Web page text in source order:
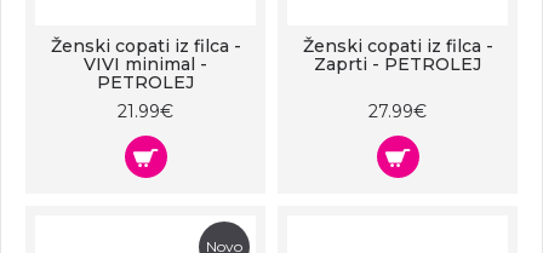
Ženski copati iz filca -
VIVI minimal -
PETROLEJ
21.99€
Ženski copati iz filca -
Zaprti - PETROLEJ
27.99€
Novo